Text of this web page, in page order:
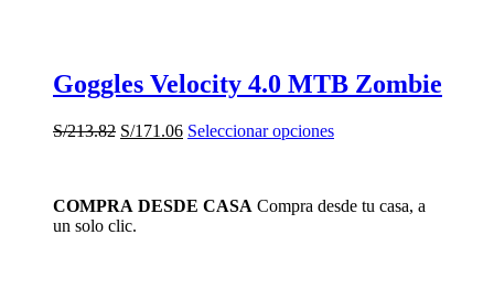
Goggles Velocity 4.0 MTB Zombie
S/213.82 El
S/213.82.
S/171.06El
S/171.06.
Seleccionar opcionesEste
variantes.
COMPRA DESDE CASA Compra desde tu casa, a
un solo clic.